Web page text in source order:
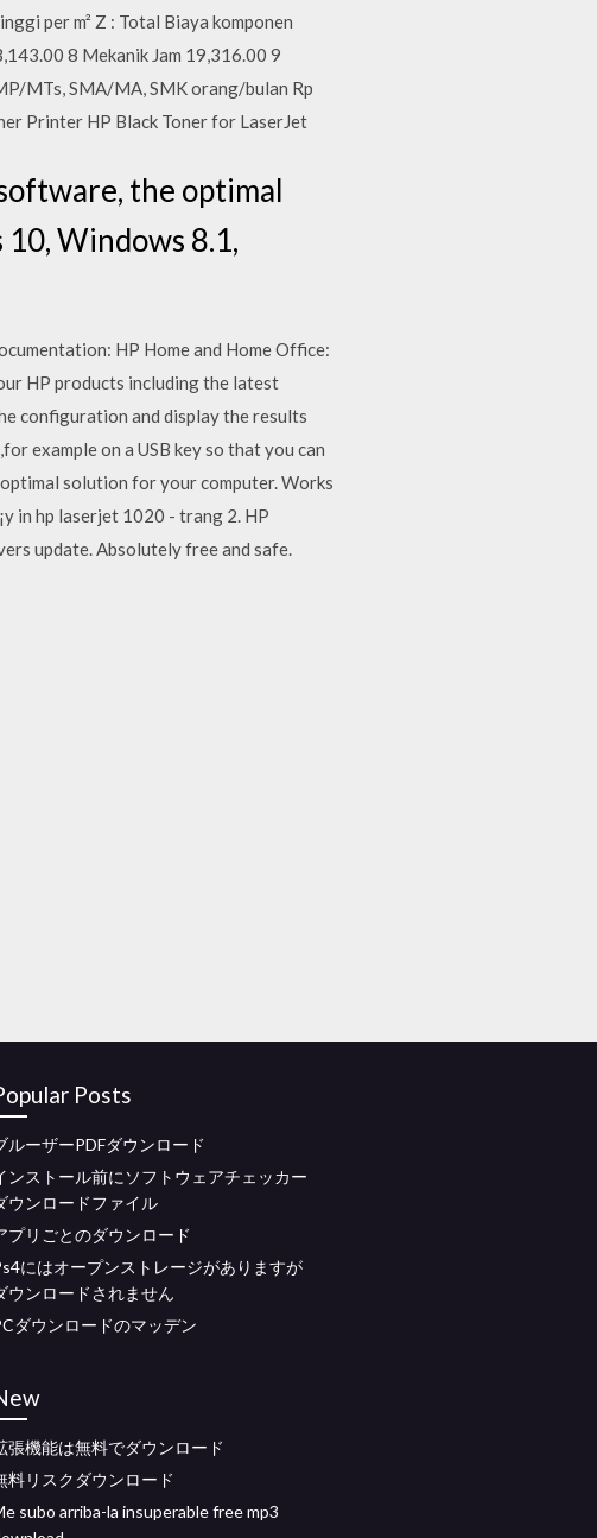
per m² Z : Total Biaya komponen
8 Mekanik Jam 19,316.00 9
MTs, SMA/MA, SMK orang/bulan Rp
Printer HP Black Toner for LaserJet
the optimal
Windows 8.1,
HP Home and Home Office:
HP products including the latest
configuration and display the results
example on a USB key so that you can
solution for your computer. Works
in hp laserjet 1020 - trang 2. HP
update. Absolutely free and safe.
Posts
ルーザーPDFダウンロード
ンストール前にソフトウェアチェッカー
ウンロードファイル
プリごとのダウンロード
にはオープンストレージがありますが
ウンロードされません
ダウンロードのマッデン
張機能は無料でダウンロード
料リスクダウンロード
subo arriba-la insuperable free mp3